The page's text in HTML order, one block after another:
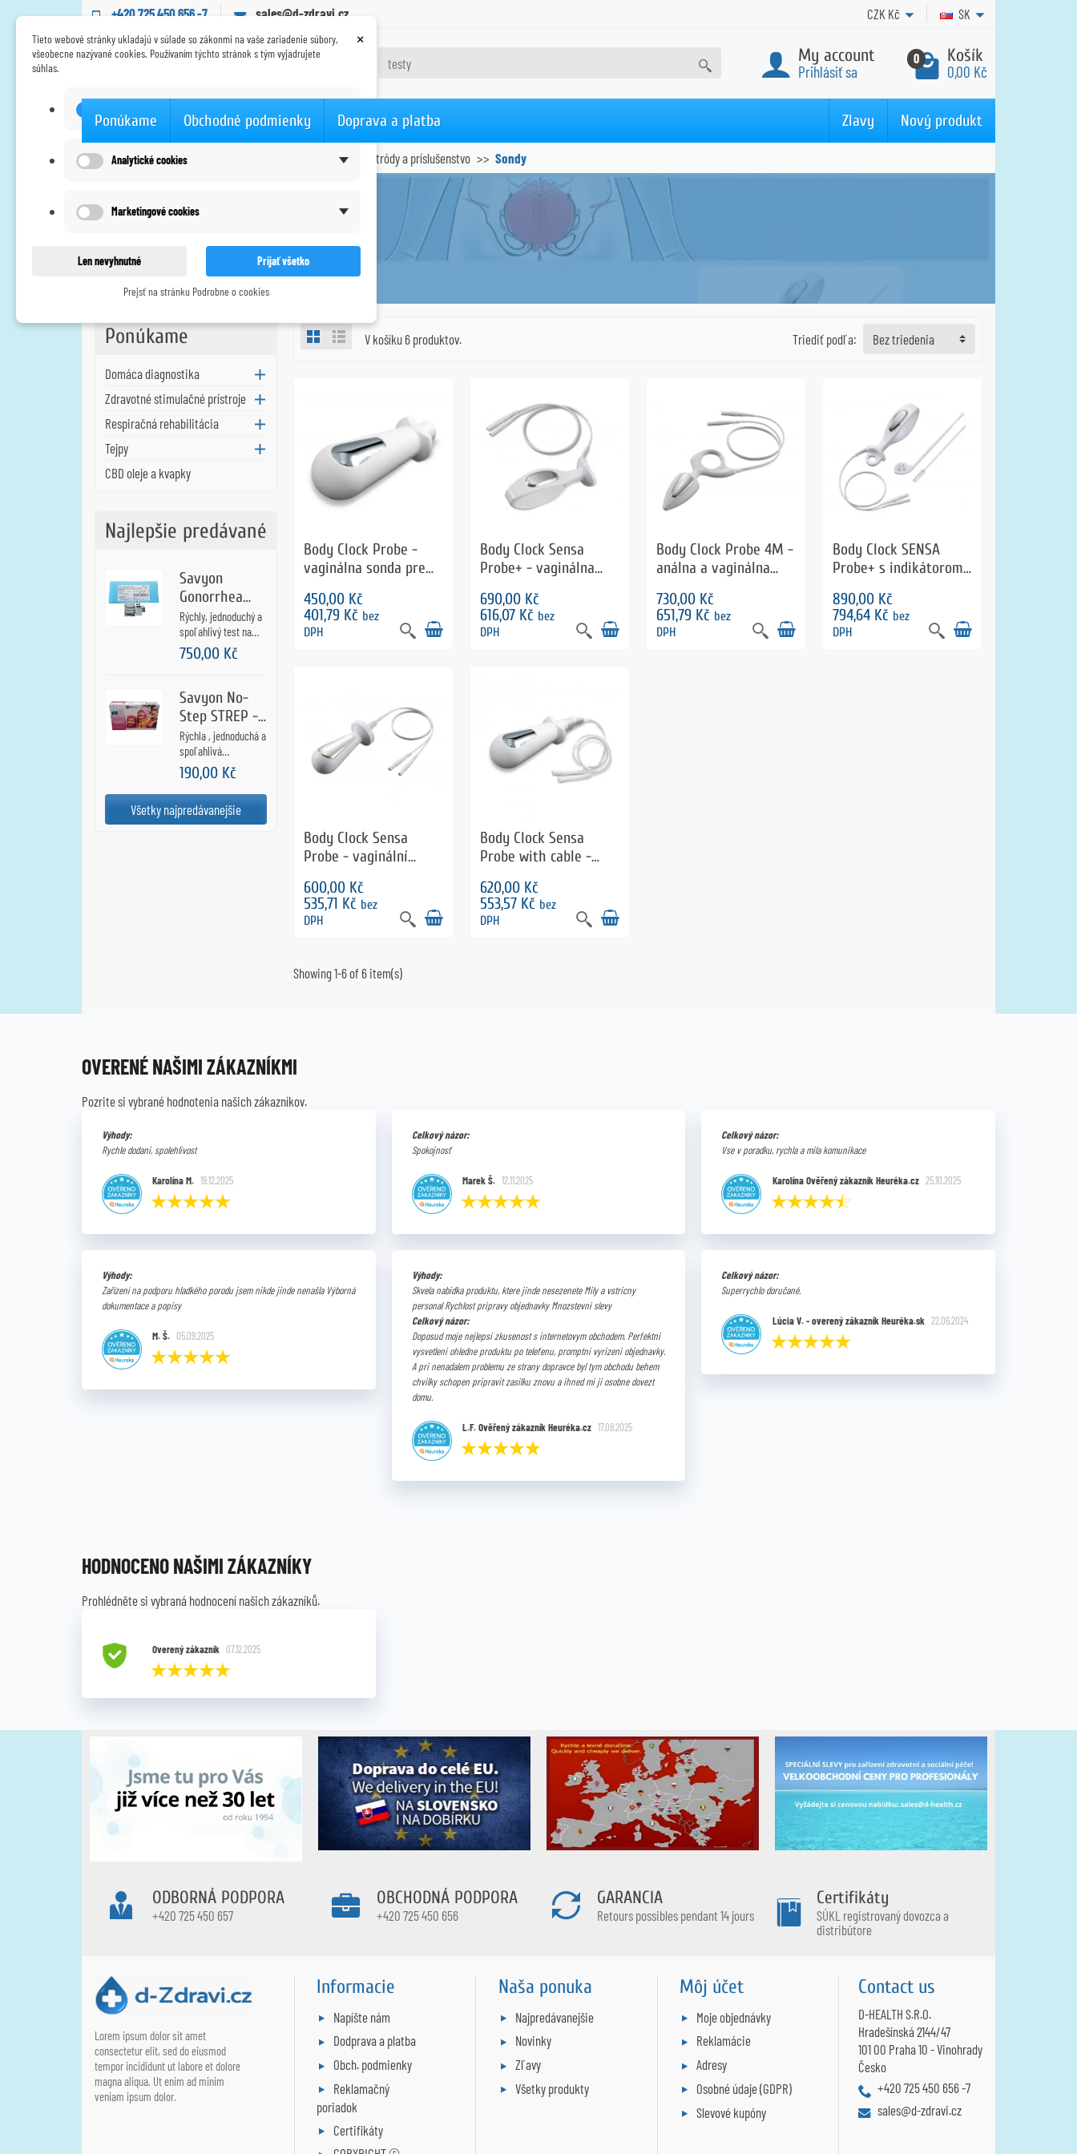
+420 725 450 656 -7 sales@d-zdravi.cz CZK Kč SK
My account
Prihlásiť sa
0 Košík
0,00 Kč
Ponúkame Obchodné podmienky Doprava a platba Zlavy Nový produkt
Úvodná stránka Elektródy a príslušenstvo Sondy
Sondy
Ponúkame
Domáca diagnostika
Zdravotné stimulačné prístroje
Respiračná rehabilitácia
Tejpy
CBD oleje a kvapky
Najlepšie predávané
Savyon
Gonorrhea
test - test na
kvapavku - 5
ks
Rýchly, jednoduchý a
spoľahlivý test na
detekciu kapavčité
infekcie, spôsobené
zo vzorky
močovopohlavného
ústrojenstva. 5
testov v jednom
balení.
750,00 Kč
Savyon No-
Step STREP -
domáci test
na
streptokokovú
infekciu
Rýchla , jednoduchá a
spoľahlivá
diagnostika výskytu
streptokokov skupiny
A vo výteru z krku u
pacientov s
podozreniem na
190,00 Kč
Všetky najpredávanejšie
V košíku 6 produktov. Triediť podľa: Bez triedenia
Body Clock Probe -
vaginálna sonda pre
450,00 Kč
401,79 Kč bez
DPH
Body Clock Sensa
Probe+ - vaginálna
690,00 Kč
616,07 Kč bez
DPH
Body Clock Probe 4M -
análna a vaginálna
730,00 Kč
651,79 Kč bez
DPH
Body Clock SENSA
Probe+ s indikátorom
890,00 Kč
794,64 Kč bez
DPH
Body Clock Sensa
Probe - vaginální
600,00 Kč
535,71 Kč bez
DPH
Body Clock Sensa
Probe with cable -
káblom
620,00 Kč
553,57 Kč bez
DPH
Showing 1-6 of 6 item(s)
OVERENÉ NAŠIMI ZÁKAZNÍKMI
Pozrite si vybrané hodnotenia našich zákazníkov.
Výhody:
Rychle dodani, spolehlivost
Karolína M. 19.12.2025
Celkový názor:
Spokojnosť
Marek Š. 12.11.2025
Celkový názor:
Vse v poradku, rychla a mila komunikace
Karolína Ověřený zákazník Heuréka.cz 25.10.2025
Výhody:
Zařízení na podporu hladkého porodu jsem nikde jinde nenašla Výborná
dokumentace a popisy
M. Š. 05.09.2025
Výhody:
Skvela nabidka produktu, ktere jinde nesezenete Mily a vstricny
personal Rychlost pripravy objednavky Mnozstevni slevy
Celkový názor:
Doposud moje nejlepsi zkusenost s internetovym obchodem. Perfektni
vysvetleni ohledne produktu po telefenu, promptni vyrizeni objednavky.
A pri nenadalem problemu ze strany dopravce byl tym obchodu behem
chvilky schopen pripravit zasilku znovu a ihned mi ji osobne dovezt
domu.
L.F. Ověřený zákazník Heuréka.cz 17.08.2025
Celkový názor:
Superrychlo doručané.
Lúcia V. - overený zákazník Heuréka.sk 22.06.2024
HODNOCENO NAŠIMI ZÁKAZNÍKY
Prohlédněte si vybraná hodnocení našich zákazníků.
Overený zákazník 07.12.2025
ODBORNÁ PODPORA
+420 725 450 657
OBCHODNÁ PODPORA
+420 725 450 656
GARANCIA
Retours possibles pendant 14 jours
Certifikáty
SÚKL registrovaný dovozca a
distribútore
Lorem ipsum dolor sit amet
consectetur elit, sed do eiusmod
tempor incididunt ut labore et dolore
magna aliqua. Ut enim ad minim
veniam ipsum dolor.
Informacie
Napíšte nám
Dodprava a platba
Obch. podmienky
Reklamačný
poriadok
Certifikáty
Naša ponuka
Najpredávanejšie
Novinky
Zľavy
Všetky produkty
Môj účet
Moje objednávky
Reklamácie
Adresy
Osobné údaje (GDPR)
Slevové kupóny
Contact us
D-HEALTH S.R.O.
Hradešínská 2144/47
101 00 Praha 10 - Vinohrady
Česko
+420 725 450 656 -7
sales@d-zdravi.cz
×
Tieto webové stránky ukladajú v súlade so zákonmi na vaše zariadenie súbory,
všeobecne nazývané cookies. Používaním týchto stránok s tým vyjadrujete
súhlas.
Analytické cookies
Marketingové cookies
Len nevyhnutné Prijať všetko
Prejsť na stránku Podrobne o cookies